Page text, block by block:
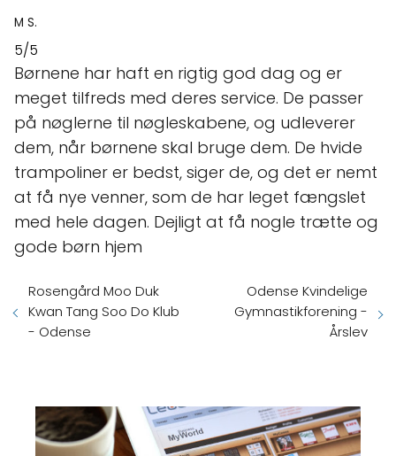
M S.
5/5
Børnene har haft en rigtig god dag og er
meget tilfreds med deres service. De passer
på nøglerne til nøgleskabene, og udleverer
dem, når børnene skal bruge dem. De hvide
trampoliner er bedst, siger de, og det er nemt
at få nye venner, som de har leget fængslet
med hele dagen. Dejligt at få nogle trætte og
gode børn hjem
Rosengård Moo Duk
Kwan Tang Soo Do Klub
- Odense
Odense Kvindelige
Gymnastikforening -
Årslev